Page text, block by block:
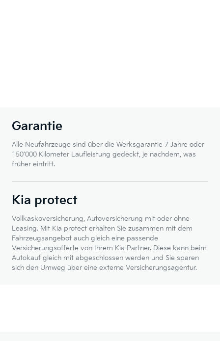
Garantie
Alle Neufahrzeuge sind über die Werksgarantie 7 Jahre oder
150’000 Kilometer Laufleistung gedeckt, je nachdem, was
früher eintritt.
Kia protect
Vollkaskoversicherung, Autoversicherung mit oder ohne
Leasing. Mit Kia protect erhalten Sie zusammen mit dem
Fahrzeugsangebot auch gleich eine passende
Versicherungsofferte von Ihrem Kia Partner. Diese kann beim
Autokauf gleich mit abgeschlossen werden und Sie sparen
sich den Umweg über eine externe Versicherungsagentur.